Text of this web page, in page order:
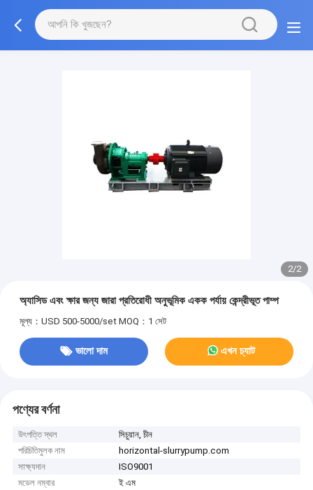
2/2
অ্যাসিড এবং ক্ষার জন্য জারা প্রতিরোধী অনুভূমিক একক পর্যায় কেন্দ্রীভূত পাম্প
মূল্য：USD 500-5000/set MOQ：1 সেট
ভালো দাম এখন চ্যাট
পণ্যের বর্ণনা
উৎপত্তি স্থল
সিচুয়ান, চীন
পরিচিতিমুলক নাম
horizontal-slurrypump.com
সাক্ষ্যদান
ISO9001
মডেল নম্বার
ই এম